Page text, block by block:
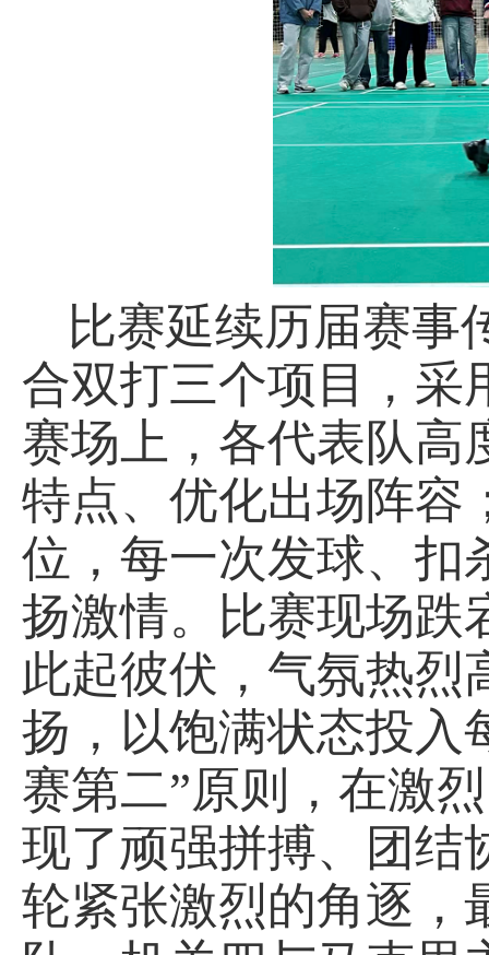
比赛延续历届赛事
合双打三个项目，采
赛场上，各代表队高
特点、优化出场阵容
位，每一次发球、扣
扬激情。比赛现场跌
此起彼伏，气氛热烈
扬，以饱满状态投入
赛第二”原则，在激
现了顽强拼搏、团结
轮紧张激烈的角逐，